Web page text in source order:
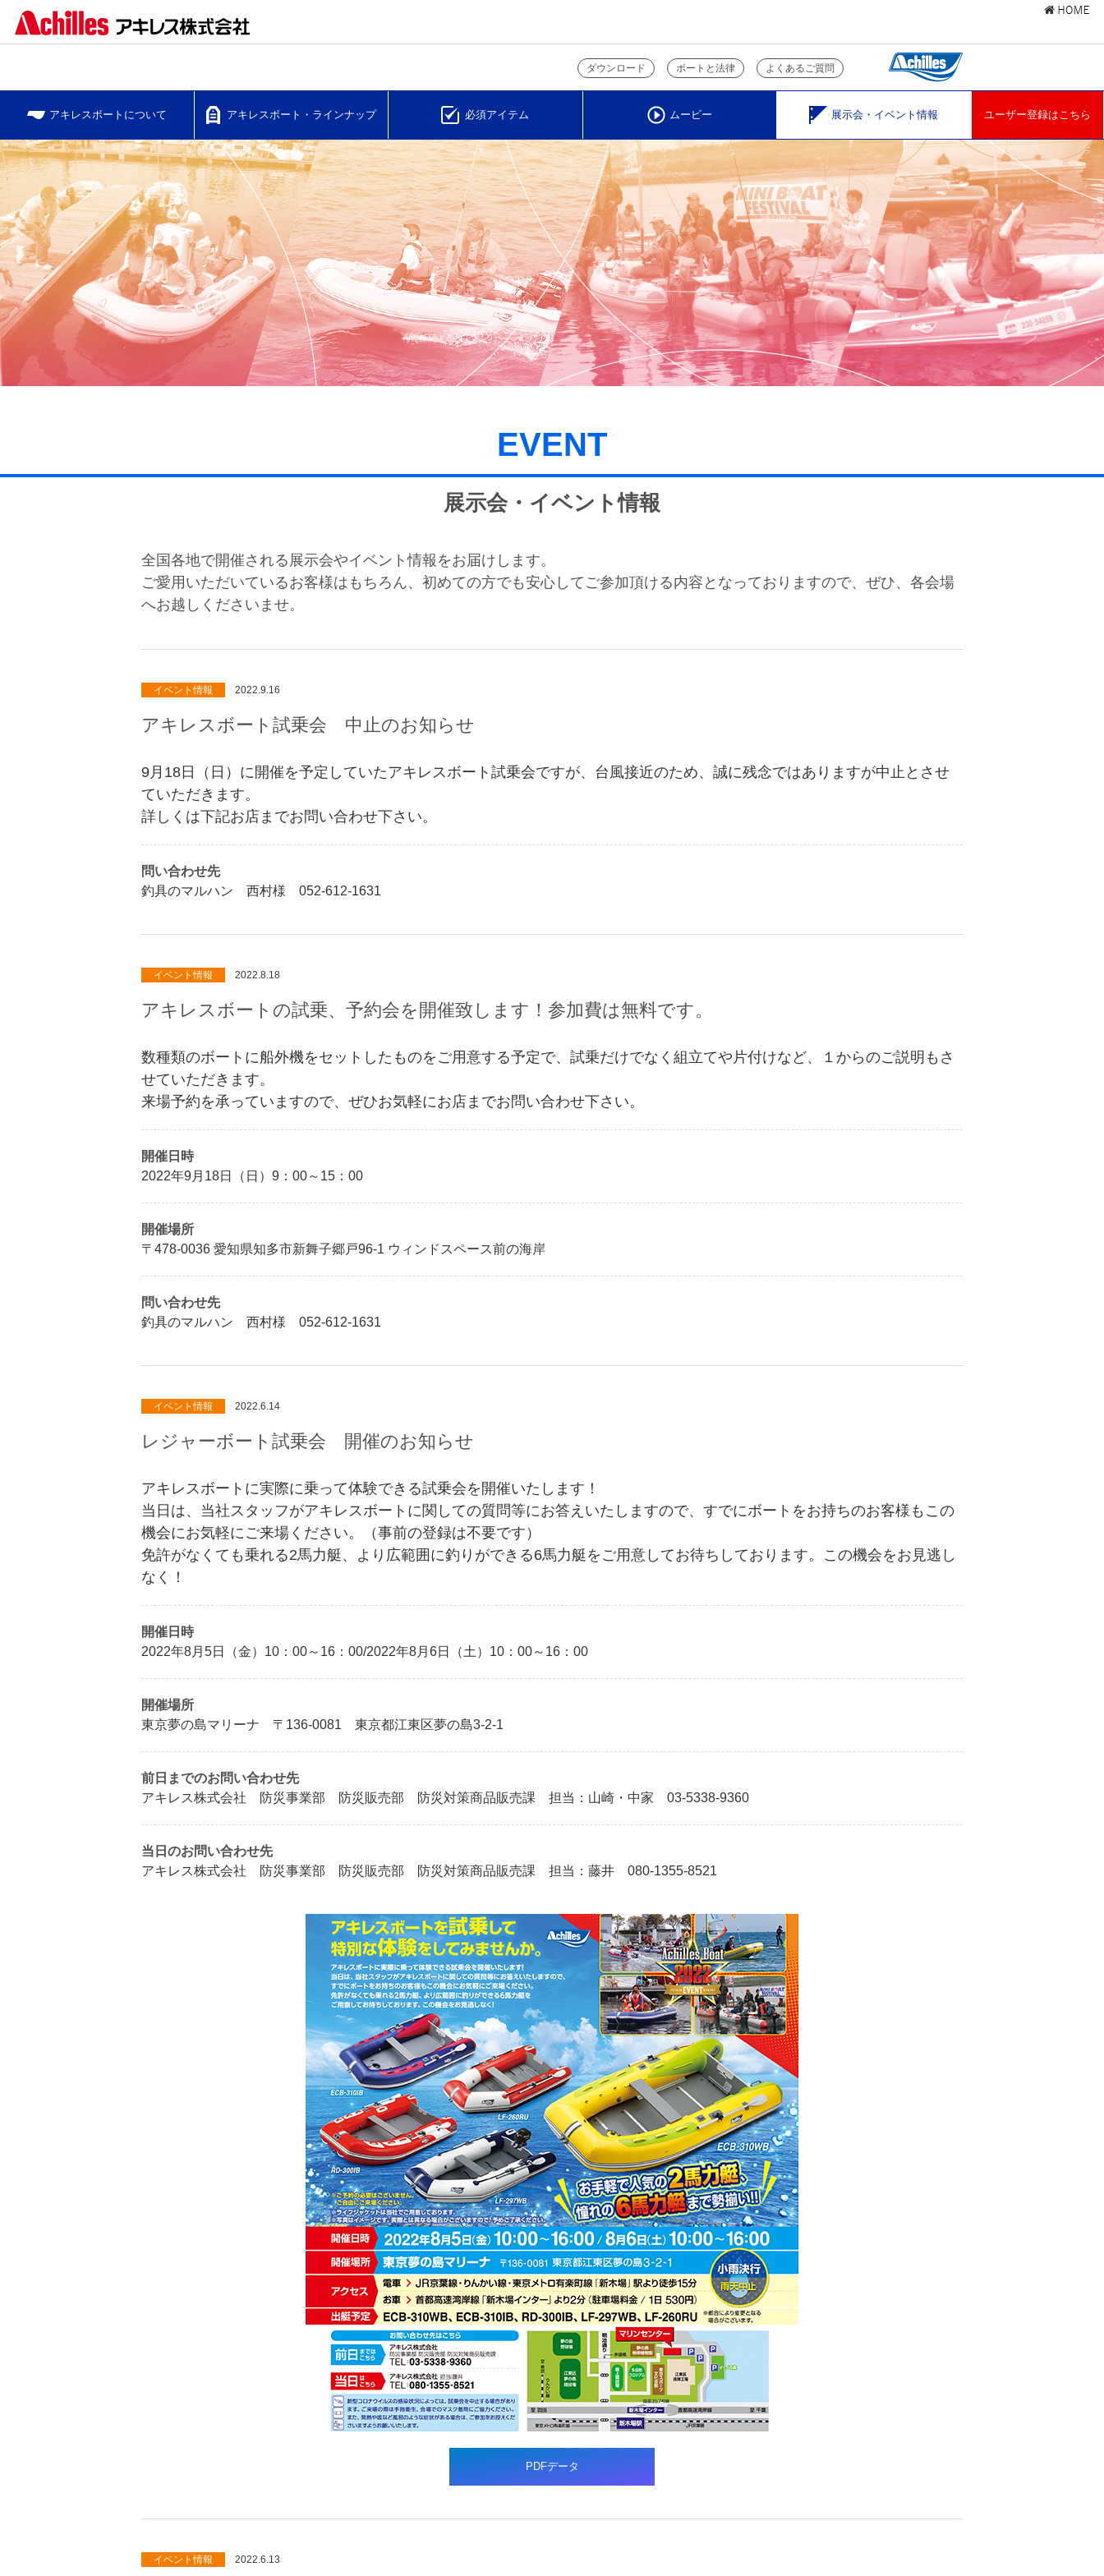
よくあるご質問
ボートと法律
ダウンロード
アキレスボートについて アキレスボート・ ラインナップ 必須アイテム ムービー 展示会・イベント情報 ユーザー登録はこちら
EVENT
展示会・イベント情報
全国各地で開催される展示会やイベント情報をお届けします。
ご愛用いただいているお客様はもちろん、初めての方でも安心してご参加頂ける内容となっておりますので、ぜひ、各会場
へお越しくださいませ。
イベント情報 2022.9.16
アキレスボート試乗会 中止のお知らせ
9月18日（日）に開催を予定していたアキレスボート試乗会ですが、台風接近のため、誠に残念ではありますが中止とさせ
ていただきます。
詳しくは下記お店までお問い合わせ下さい。
問い合わせ先
釣具のマルハン 西村様 052-612-1631
イベント情報 2022.8.18
アキレスボートの試乗、予約会を開催致します！参加費は無料です。
数種類のボートに船外機をセットしたものをご用意する予定で、試乗だけでなく組立てや片付けなど、１からのご説明もさ
せていただきます。
来場予約を承っていますので、ぜひお気軽にお店までお問い合わせ下さい。
開催日時
2022年9月18日（日）9：00～15：00
開催場所
〒478-0036 愛知県知多市新舞子郷戸96-1 ウィンドスペース前の海岸
問い合わせ先
釣具のマルハン 西村様 052-612-1631
イベント情報 2022.6.14
レジャーボート試乗会 開催のお知らせ
アキレスボートに実際に乗って体験できる試乗会を開催いたします！
当日は、当社スタッフがアキレスボートに関しての質問等にお答えいたしますので、すでにボートをお持ちのお客様もこの
機会にお気軽にご来場ください。（事前の登録は不要です）
免許がなくても乗れる2馬力艇、より広範囲に釣りができる6馬力艇をご用意してお待ちしております。この機会をお見逃し
なく！
開催日時
2022年8月5日（金）10：00～16：00/2022年8月6日（土）10：00～16：00
開催場所
東京夢の島マリーナ 〒136-0081 東京都江東区夢の島3-2-1
前日までのお問い合わせ先
アキレス株式会社 防災事業部 防災販売部 防災対策商品販売課 担当：山崎・中家 03-5338-9360
当日のお問い合わせ先
アキレス株式会社 防災事業部 防災販売部 防災対策商品販売課 担当：藤井 080-1355-8521
PDFデータ
イベント情報 2022.6.13